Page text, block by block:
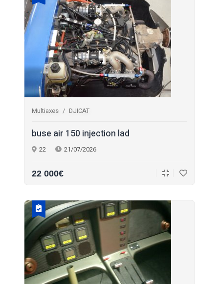
Multiaxes DJICAT
buse air 150 injection lad
22 21/07/2026
22 000€